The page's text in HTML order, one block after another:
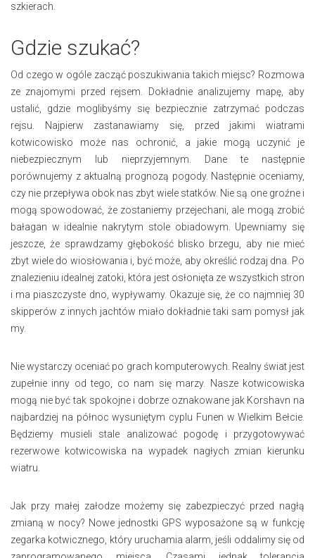
szkierach.
Gdzie szukać?
Od czego w ogóle zacząć poszukiwania takich miejsc? Rozmowa
ze znajomymi przed rejsem. Dokładnie analizujemy mapę, aby
ustalić, gdzie moglibyśmy się bezpiecznie zatrzymać podczas
rejsu. Najpierw zastanawiamy się, przed jakimi wiatrami
kotwicowisko może nas ochronić, a jakie mogą uczynić je
niebezpiecznym lub nieprzyjemnym. Dane te następnie
porównujemy z aktualną prognozą pogody. Następnie oceniamy,
czy nie przepływa obok nas zbyt wiele statków. Nie są one groźne i
mogą spowodować, że zostaniemy przejechani, ale mogą zrobić
bałagan w idealnie nakrytym stole obiadowym. Upewniamy się
jeszcze, że sprawdzamy głębokość blisko brzegu, aby nie mieć
zbyt wiele do wiosłowania i, być może, aby określić rodzaj dna. Po
znalezieniu idealnej zatoki, która jest osłonięta ze wszystkich stron
i ma piaszczyste dno, wypływamy. Okazuje się, że co najmniej 30
skipperów z innych jachtów miało dokładnie taki sam pomysł jak
my.
Nie wystarczy oceniać po grach komputerowych. Realny świat jest
zupełnie inny od tego, co nam się marzy. Nasze kotwicowiska
mogą nie być tak spokojne i dobrze oznakowane jak Korshavn na
najbardziej na północ wysuniętym cyplu Funen w Wielkim Bełcie.
Będziemy musieli stale analizować pogodę i przygotowywać
rezerwowe kotwicowiska na wypadek nagłych zmian kierunku
wiatru.
Jak przy małej załodze możemy się zabezpieczyć przed nagłą
zmianą w nocy? Nowe jednostki GPS wyposażone są w funkcję
zegarka kotwicznego, który uruchamia alarm, jeśli oddalimy się od